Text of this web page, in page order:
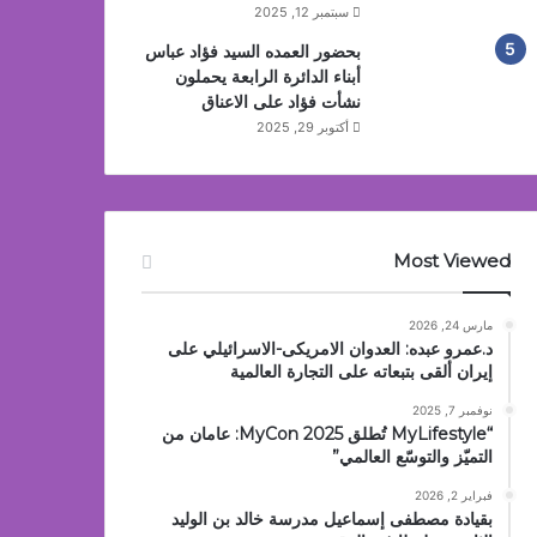
سبتمبر 12, 2025
بحضور العمده السيد فؤاد عباس
أبناء الدائرة الرابعة يحملون
نشأت فؤاد على الاعناق
أكتوبر 29, 2025
Most Viewed
مارس 24, 2026
د.عمرو عبده: العدوان الامريكى-الاسرائيلي على
إيران ألقى بتبعاته على التجارة العالمية
نوفمبر 7, 2025
“MyLifestyle تُطلق MyCon 2025: عامان من
التميّز والتوسّع العالمي”
فبراير 2, 2026
بقيادة مصطفى إسماعيل مدرسة خالد بن الوليد